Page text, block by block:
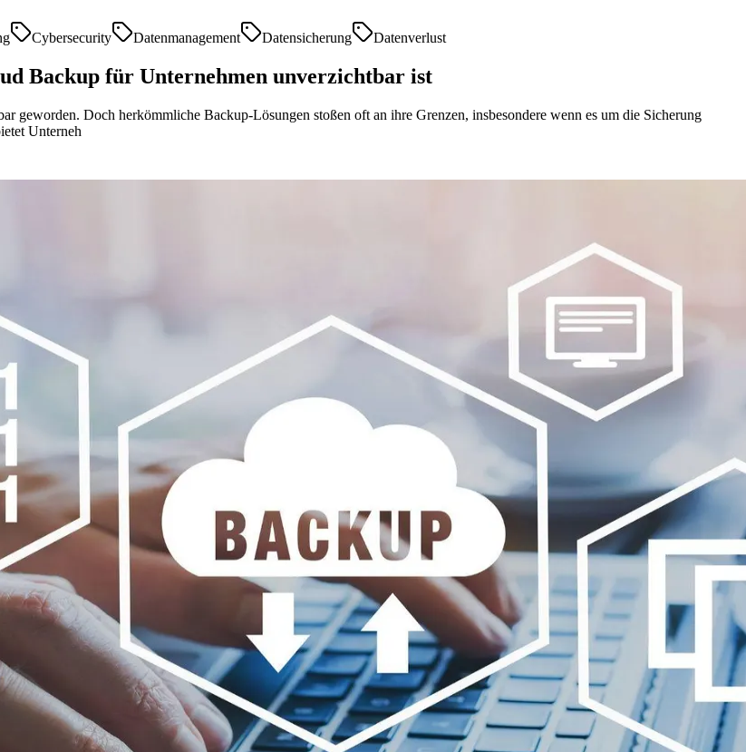
Cybersecurity Datenmanagement Datensicherung Datenverlust
Backup für Unternehmen unverzichtbar ist
geworden. Doch herkömmliche Backup-Lösungen stoßen oft an ihre Grenzen, insbesondere wenn es um die Sicherung
Unterneh